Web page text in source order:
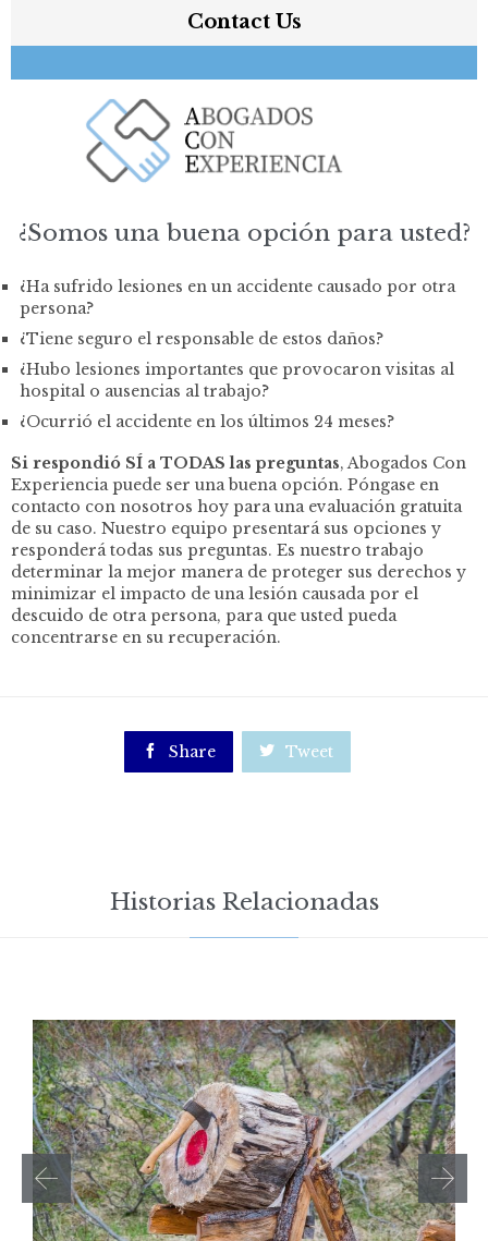
Contact Us
¿Somos una buena opción para usted?
¿Ha sufrido lesiones en un accidente causado por otra
persona?
¿Tiene seguro el responsable de estos daños?
¿Hubo lesiones importantes que provocaron visitas al
hospital o ausencias al trabajo?
¿Ocurrió el accidente en los últimos 24 meses?
Si respondió SÍ a TODAS las preguntas, Abogados Con
Experiencia puede ser una buena opción. Póngase en
contacto con nosotros hoy para una evaluación gratuita
de su caso. Nuestro equipo presentará sus opciones y
responderá todas sus preguntas. Es nuestro trabajo
determinar la mejor manera de proteger sus derechos y
minimizar el impacto de una lesión causada por el
descuido de otra persona, para que usted pueda
concentrarse en su recuperación.
 Share  Tweet
Historias Relacionadas